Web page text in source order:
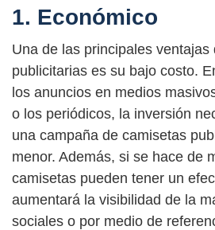
1. Económico
Una de las principales
publicitarias es su bajo costo.
los anuncios en medios
o los periódicos, la inversión
una campaña de camisetas
menor. Además, si se hace de
camisetas pueden tener un
aumentará la visibilidad de la
sociales o por medio de